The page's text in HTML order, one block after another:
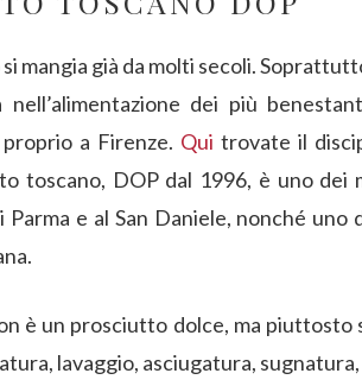
mangia già da molti secoli.
dei più
a Firenze. Qui trovate il
toscano, DOP dal 1996, è uno
e al San Daniele, nonché
è un prosciutto dolce, ma piuttosto
lavaggio, asciugatura,